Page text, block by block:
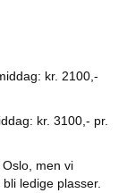
kr. 2100,-
kr. 3100,- pr.
men vi
ledige plasser.